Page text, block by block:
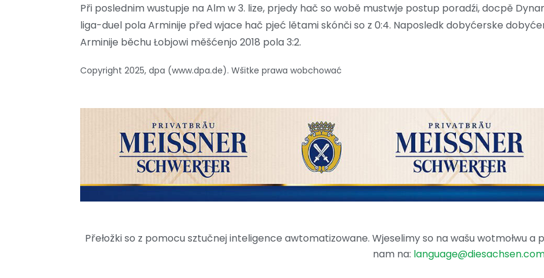
Při poslednim wustupje na Alm w 3. lize, prjedy hač so wobě mustwje postup poradźi, docpě
liga-duel pola Arminije před wjace hač pjeć lětami skónči so z 0:4. Naposledk dobyćerske
Arminije běchu Łobjowi měšćenjo 2018 pola 3:2.
Copyright 2025, dpa (www.dpa.de). Wšitke prawa wobchować
Přełožki so z pomocu sztučnej inteligence awtomatizowane. Wjeselimy so na wašu wotmołwu a
nam na: